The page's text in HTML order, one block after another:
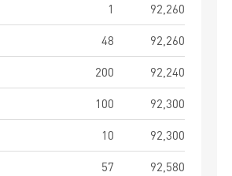
1
92,260
48
92,260
200
92,240
100
92,300
10
92,300
57
92,580